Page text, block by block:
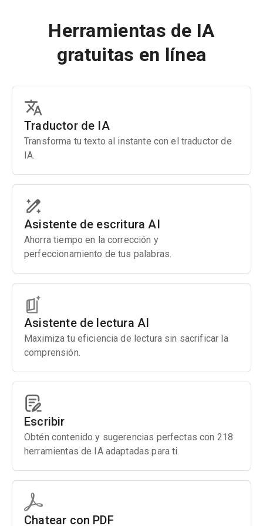
Herramientas de IA
gratuitas en línea
Traductor de IA
Transforma tu texto al instante con el traductor de
IA.
Asistente de escritura AI
Ahorra tiempo en la corrección y
perfeccionamiento de tus palabras.
Asistente de lectura AI
Maximiza tu eficiencia de lectura sin sacrificar la
comprensión.
Escribir
Obtén contenido y sugerencias perfectas con 218
herramientas de IA adaptadas para ti.
Chatear con PDF